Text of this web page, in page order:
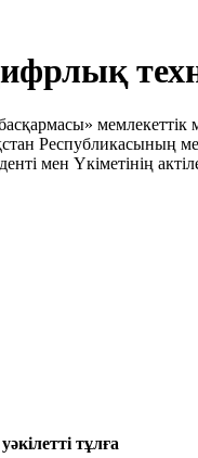
мемлекеттік
Республикасының
мен Үкіметінің
тұлға